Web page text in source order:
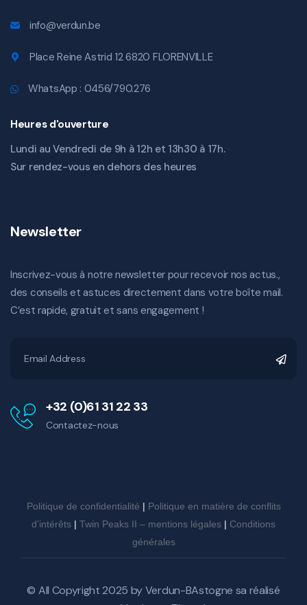
info@verdun.be
Place Reine Astrid 12 6820 FLORENVILLE
WhatsApp : 0456/790.276
Heures d'ouverture
Lundi au Vendredi de 9h à 12h et 13h30 à 17h.
Sur rendez-vous en dehors des heures
Newsletter
Inscrivez-vous à notre newsletter pour recevoir nos actus.,
des conseils et astuces directement dans votre boîte mail.
C’est rapide, gratuit et sans engagement !
+32 (0)61 31 22 33
Contactez-nous
Politique de confidentialité | Politique en matière de conflits
d’intérêts | Twin Peaks II – mentions légales | Conditions
générales
© All Copyright 2025 byVerdun-BAstogne sa réalisé